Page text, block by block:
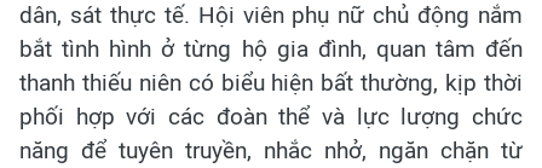
dân, sát thực tế. Hội viên phụ nữ chủ động nắm
bắt tình hình ở từng hộ gia đình, quan tâm đến
thanh thiếu niên có biểu hiện bất thường, kịp thời
phối hợp với các đoàn thể và lực lượng chức
năng để tuyên truyền, nhắc nhở, ngăn chặn từ